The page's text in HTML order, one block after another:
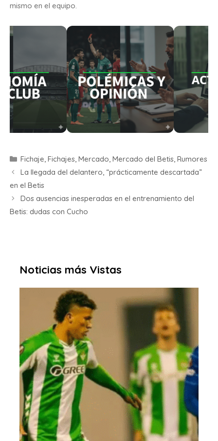
mismo en el equipo.
Fichaje, Fichajes, Mercado, Mercado del Betis, Rumores
La llegada del delantero, “prácticamente descartada”
en el Betis
Dos ausencias inesperadas en el entrenamiento del
Betis: dudas con Cucho
Noticias más Vistas